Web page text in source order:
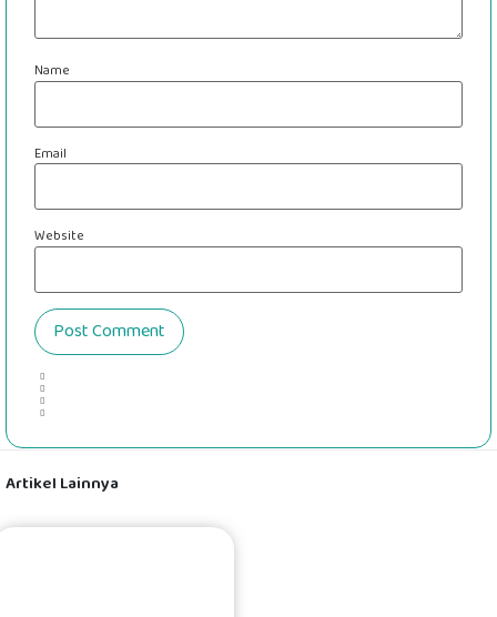
Name
Email
Website
Artikel Lainnya